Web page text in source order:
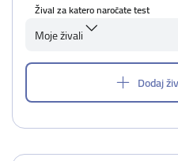
Žival za katero naročate test
Moje živali
Dodaj